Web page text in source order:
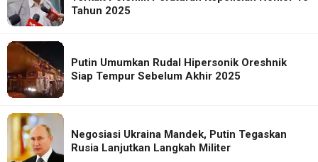
Tahun 2025
Putin Umumkan Rudal Hipersonik Oreshnik
Siap Tempur Sebelum Akhir 2025
Negosiasi Ukraina Mandek, Putin Tegaskan
Rusia Lanjutkan Langkah Militer